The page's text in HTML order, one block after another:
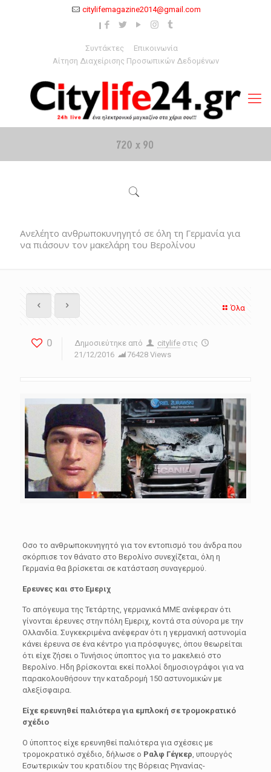
citylifemagazine2014@gmail.com
Συντάκτες
Επικοινωνία
Αίτηση Διαχείρισης Προσωπικών Δεδομένων
Ανελέητο ανθρωποκυνηγητό σε όλη τη Γερμανία για
να πιάσουν τον μακελάρη του Βερολίνου
Όλα
0 Δημοσιεύτηκε από citylife στις
21/12/2016
76428 Views
Οσο το ανθρωποκυνηγητό για τον εντοπισμό του άνδρα που
σκόρπισε τον θάνατο στο Βερολίνο συνεχίζεται, όλη η
Γερμανία θα βρίσκεται σε κατάσταση συναγερμού.
Ερευνες και στο Εμεριχ
Το απόγευμα της Τετάρτης, γερμανικά ΜΜΕ ανέφεραν ότι
γίνονται έρευνες στην πόλη Εμεριχ, κοντά στα σύνορα με την
Ολλανδία. Συγκεκριμένα ανέφεραν ότι η γερμανική αστυνομία
κάνει έρευνα σε ένα κέντρο για πρόσφυγες, όπου θεωρείται
ότι είχε ζήσει ο Τυνήσιος ύποπτος για το μακελειό στο
Βερολίνο. Ηδη βρίσκονται εκεί πολλοί δημοσιογράφοι για να
παρακολουθήσουν την καταδρομή 150 αστυνομικών με
αλεξίσφαιρα.
Είχε ερευνηθεί παλιότερα για εμπλοκή σε τρομοκρατικό
σχέδιο
Ο ύποπτος είχε ερευνηθεί παλιότερα για σχέσεις με
τρομοκρατικό σχέδιο, δήλωσε ο Ραλφ Γέγκερ, υπουργός
Εσωτερικών του κρατιδίου της Βόρειας Ρηνανίας-